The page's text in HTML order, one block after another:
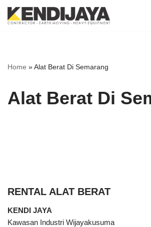
Skip
Home »Alat Berat Di Semarang
Alat Berat Di
RENTAL ALAT BERAT
KENDI JAYA
Kawasan Industri Wijayakusuma